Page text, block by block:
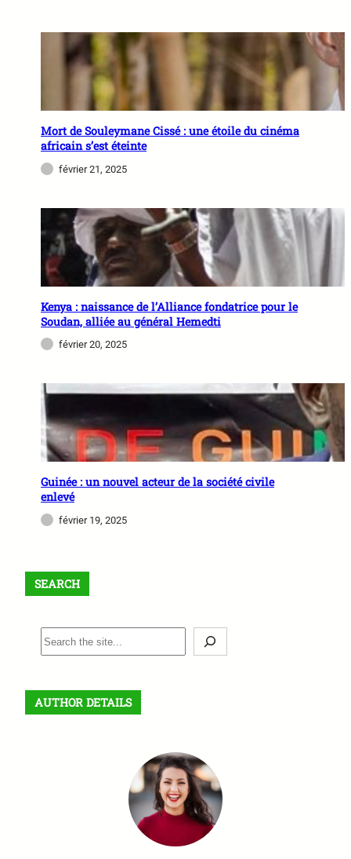
Mort de Souleymane Cissé : une étoile du cinéma
africain s’est éteinte
février 21, 2025
Kenya : naissance de l’Alliance fondatrice pour le
Soudan, alliée au général Hemedti
février 20, 2025
Guinée : un nouvel acteur de la société civile
enlevé
février 19, 2025
SEARCH
S
e
r
c
AUTHOR DETAILS